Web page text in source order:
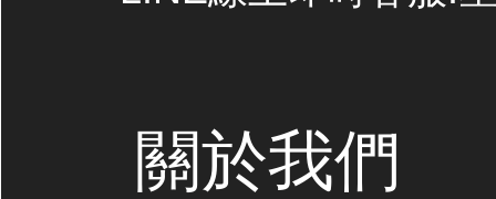
關於我們